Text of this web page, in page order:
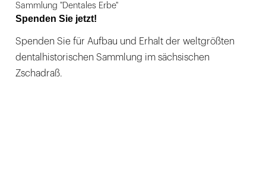
Sammlung "Dentales Erbe"
Spenden Sie jetzt!
Spenden Sie für Aufbau und Erhalt der weltgrößten
dentalhistorischen Sammlung im sächsischen
Zschadraß.